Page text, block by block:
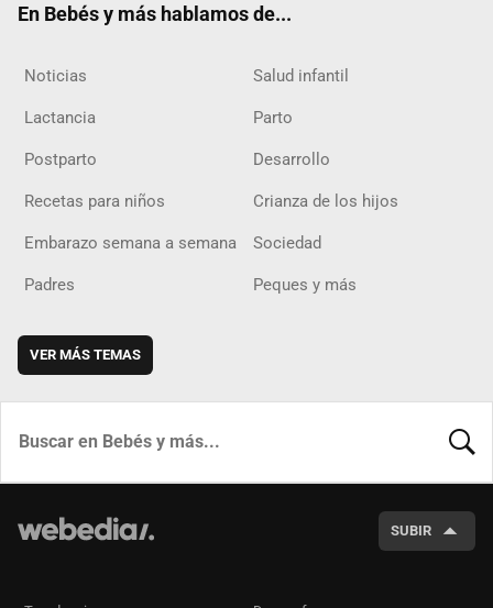
En Bebés y más hablamos de...
Noticias Salud infantil
Lactancia Parto
Postparto Desarrollo
Recetas para niños Crianza de los hijos
Embarazo semana a semana Sociedad
Padres Peques y más
VER MÁS TEMAS
SUBIR